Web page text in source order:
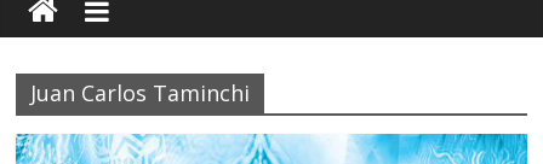
Juan Carlos Taminchi